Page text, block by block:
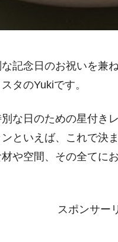
記念日のお祝いを兼
タのYukiです。
な日のための星付き
といえば、これで
や空間、その全てに
スポンサー